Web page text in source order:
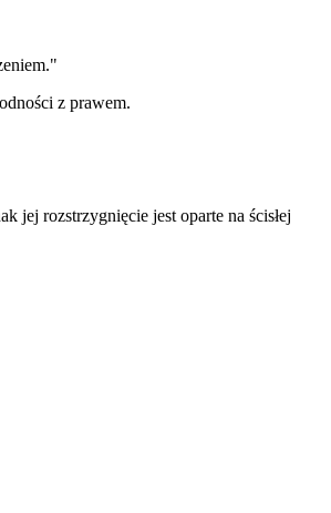
z prawem.
jej rozstrzygnięcie jest oparte na ścisłej